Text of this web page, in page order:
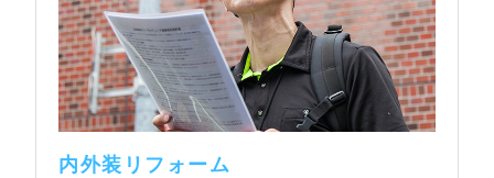
内外装リフォーム